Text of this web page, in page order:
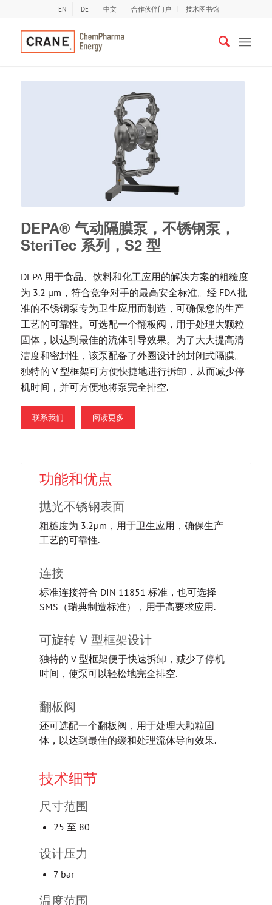
EN DE 中文 合作伙伴门户 技术图书馆
DEPA® 气动隔膜泵，不锈钢泵，
SteriTec 系列，S2 型
DEPA 用于食品、饮料和化工应用的解决方案的粗糙度
为 3.2 µm，符合竞争对手的最高安全标准。经 FDA 批
准的不锈钢泵专为卫生应用而制造，可确保您的生产
工艺的可靠性。可选配一个翻板阀，用于处理大颗粒
固体，以达到最佳的流体引导效果。为了大大提高清
洁度和密封性，该泵配备了外圈设计的封闭式隔膜。
独特的 V 型框架可方便快捷地进行拆卸，从而减少停
机时间，并可方便地将泵完全排空.
联系我们 阅读更多
功能和优点
抛光不锈钢表面
粗糙度为 3.2μm，用于卫生应用，确保生产
工艺的可靠性.
连接
标准连接符合 DIN 11851 标准，也可选择
SMS（瑞典制造标准），用于高要求应用.
可旋转 V 型框架设计
独特的 V 型框架便于快速拆卸，减少了停机
时间，使泵可以轻松地完全排空.
翻板阀
还可选配一个翻板阀，用于处理大颗粒固
体，以达到最佳的缓和处理流体导向效果.
技术细节
尺寸范围
25 至 80
设计压力
7 bar
温度范围